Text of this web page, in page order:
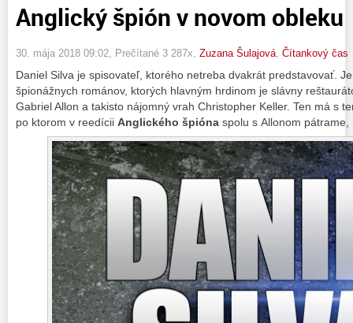
Anglický špión v novom obleku
30. mája 2018 09:02 , Prečítané 3 287x, Zuzana Šulajová Čítankový čas
Daniel Silva je spisovateľ, ktorého netreba dvakrát predstavovať.
špionážnych románov, ktorých hlavným hrdinom je slávny
Gabriel Allon a takisto nájomný vrah Christopher Keller. Ten má s
po ktorom v reedícii Anglického špióna spolu s Allonom pátrame,